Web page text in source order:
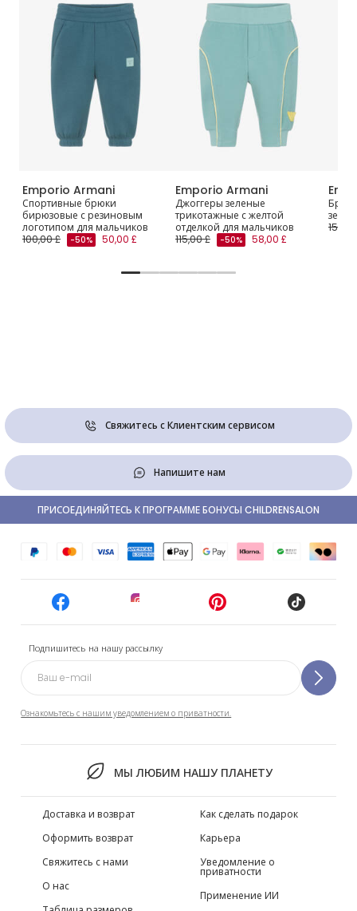
Emporio Armani
Спортивные брюки
бирюзовые с резиновым
логотипом для мальчиков
100,00 £
-50% 50,00 £
Emporio Armani
Джоггеры зеленые
трикотажные с желтой
отделкой для мальчиков
115,00 £
-50% 58,00 £
Свяжитесь с Клиентским сервисом
Напишите нам
Подпишитесь на нашу рассылку
Ознакомьтесь с нашим уведомлением о приватности.
МЫ ЛЮБИМ НАШУ ПЛАНЕТУ
ПРИСОЕДИНЯЙТЕСЬ К ПРОГРАММЕ БОНУСЫ CHILDRENSALON
Доставка и возврат
Оформить возврат
Свяжитесь с нами
О нас
Как сделать подарок
Карьера
Уведомление о
приватности
Применение ИИ